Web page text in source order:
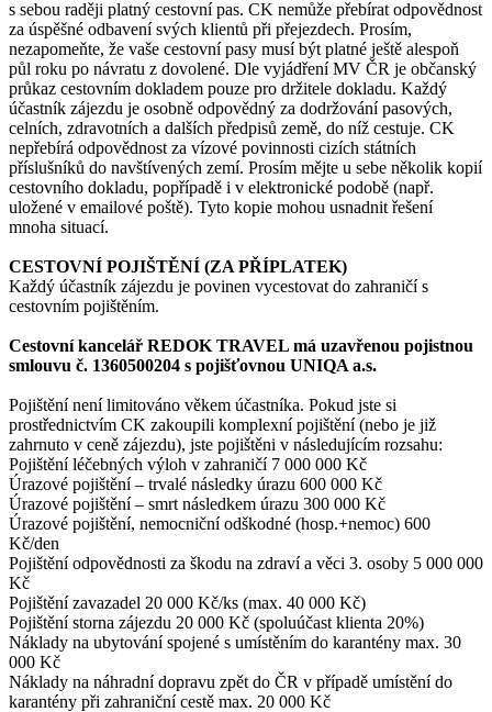
s sebou raději platný cestovní pas. CK nemůže přebírat odpovědnost
za úspěšné odbavení svých klientů při přejezdech. Prosím,
nezapomeňte, že vaše cestovní pasy musí být platné ještě alespoň
půl roku po návratu z dovolené. Dle vyjádření MV ČR je občanský
průkaz cestovním dokladem pouze pro držitele dokladu. Každý
účastník zájezdu je osobně odpovědný za dodržování pasových,
celních, zdravotních a dalších předpisů země, do níž cestuje. CK
nepřebírá odpovědnost za vízové povinnosti cizích státních
příslušníků do navštívených zemí. Prosím mějte u sebe několik kopií
cestovního dokladu, popřípadě i v elektronické podobě (např.
uložené v emailové poště). Tyto kopie mohou usnadnit řešení
mnoha situací.
CESTOVNÍ POJIŠTĚNÍ (ZA PŘÍPLATEK)
Každý účastník zájezdu je povinen vycestovat do zahraničí s
cestovním pojištěním.
Cestovní kancelář REDOK TRAVEL má uzavřenou pojistnou
smlouvu č. 1360500204 s pojišťovnou UNIQA a.s.
Pojištění není limitováno věkem účastníka. Pokud jste si
prostřednictvím CK zakoupili komplexní pojištění (nebo je již
zahrnuto v ceně zájezdu), jste pojištěni v následujícím rozsahu:
Pojištění léčebných výloh v zahraničí 7 000 000 Kč
Úrazové pojištění – trvalé následky úrazu 600 000 Kč
Úrazové pojištění – smrt následkem úrazu 300 000 Kč
Úrazové pojištění, nemocniční odškodné (hosp.+nemoc) 600
Kč/den
Pojištění odpovědnosti za škodu na zdraví a věci 3. osoby 5 000 000
Kč
Pojištění zavazadel 20 000 Kč/ks (max. 40 000 Kč)
Pojištění storna zájezdu 20 000 Kč (spoluúčast klienta 20%)
Náklady na ubytování spojené s umístěním do karantény max. 30
000 Kč
Náklady na náhradní dopravu zpět do ČR v případě umístění do
karantény při zahraniční cestě max. 20 000 Kč